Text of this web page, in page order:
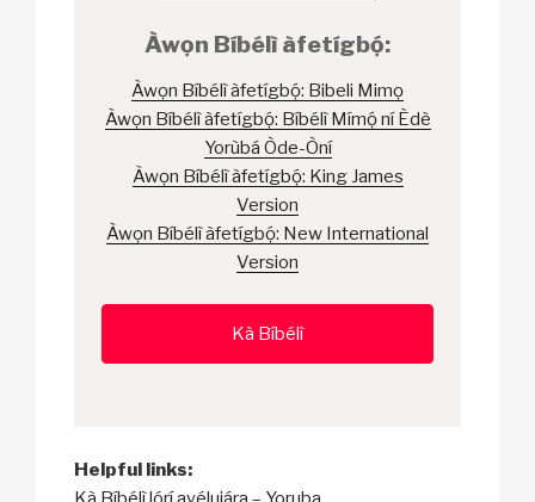
Àwọn Bíbélì àfetígbọ́:
Àwọn Bíbélì àfetígbọ́: Bibeli Mimọ
Àwọn Bíbélì àfetígbọ́: Bíbélì Mímọ́ ní Èdè
Yorùbá Òde-Òní
Àwọn Bíbélì àfetígbọ́: King James
Version
Àwọn Bíbélì àfetígbọ́: New International
Version
Kà Bíbélì
Helpful links: